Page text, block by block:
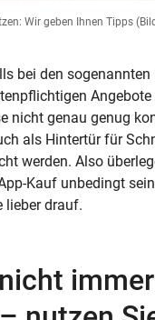
Wir geben Ihnen Tipps
bei den sogenannten
Angebote
nicht genau genug
als Hintertür für
werden. Also
Kauf unbedingt
lieber drauf.